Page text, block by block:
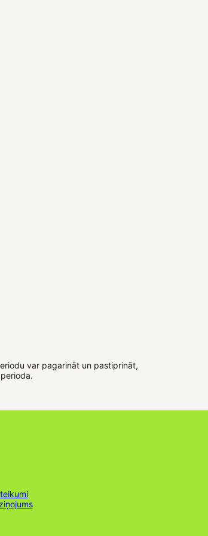
var pagarināt un pastiprināt,